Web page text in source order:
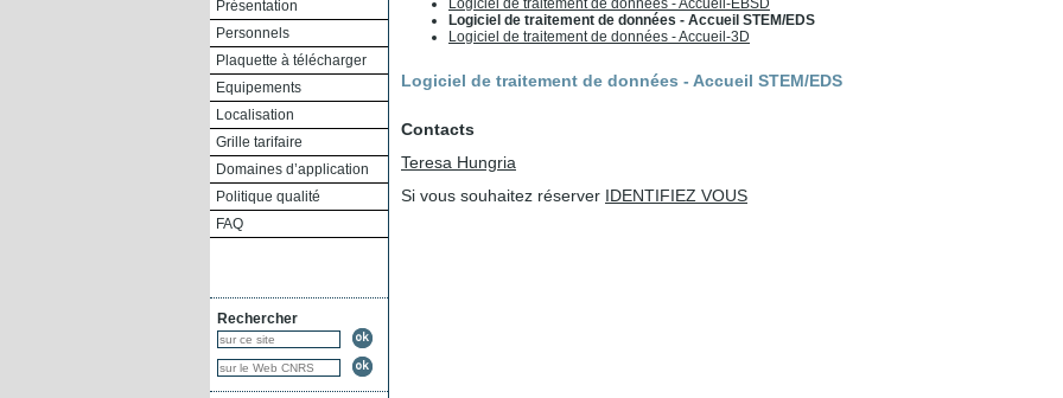
Présentation
Personnels
Plaquette à télécharger
Equipements
Localisation
Grille tarifaire
Domaines d’application
Politique qualité
FAQ
Rechercher
Logiciel de traitement de données - Accueil-EBSD
Logiciel de traitement de données - Accueil STEM/EDS
Logiciel de traitement de données - Accueil-3D
Logiciel de traitement de données - Accueil STEM/EDS
Contacts
Teresa Hungria
Si vous souhaitez réserver IDENTIFIEZ VOUS